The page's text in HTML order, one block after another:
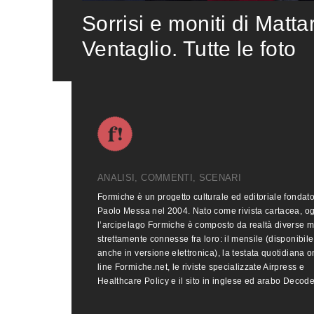
Sorrisi e moniti di
Ventaglio. Tutte le foto
ANALISI, COMMENTI, SCENARI
Formiche è un progetto culturale ed editoriale
Paolo Messa nel 2004. Nato come rivista cartacea,
l’arcipelago Formiche è composto da realtà diverse
strettamente connesse fra loro: il mensile (disponibile
anche in versione elettronica), la testata quotidiana
line Formiche.net, le riviste specializzate Airpress e
Healthcare Policy e il sito in inglese ed arabo